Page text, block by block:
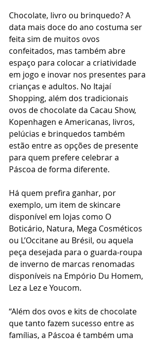
Chocolate, livro ou brinquedo? A
data mais doce do ano costuma ser
feita sim de muitos ovos
confeitados, mas também abre
espaço para colocar a criatividade
em jogo e inovar nos presentes para
crianças e adultos. No Itajaí
Shopping, além dos tradicionais
ovos de chocolate da Cacau Show,
Kopenhagen e Americanas, livros,
pelúcias e brinquedos também
estão entre as opções de presente
para quem prefere celebrar a
Páscoa de forma diferente.
Há quem prefira ganhar, por
exemplo, um item de skincare
disponível em lojas como O
Boticário, Natura, Mega Cosméticos
ou L’Occitane au Brésil, ou aquela
peça desejada para o guarda-roupa
de inverno de marcas renomadas
disponíveis na Empório Du Homem,
Lez a Lez e Youcom.
“Além dos ovos e kits de chocolate
que tanto fazem sucesso entre as
famílias, a Páscoa é também uma